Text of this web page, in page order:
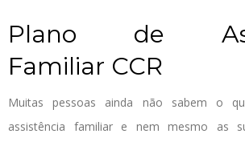
Plano de
Familiar CCR
Muitas pessoas ainda não sabem o
assistência familiar e nem mesmo as